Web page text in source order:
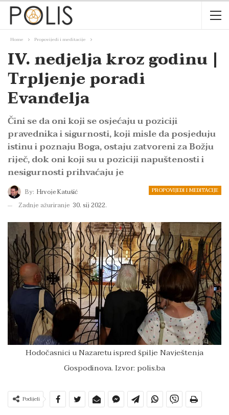
Home Propovijedi i meditacije
IV. nedjelja kroz godinu |
Trpljenje poradi
Evanđelja
Čini se da oni koji se osjećaju u poziciji
pravednika i sigurnosti, koji misle da posjeduju
istinu i poznaju Boga, ostaju zatvoreni za Božju
riječ, dok oni koji su u poziciji napuštenosti i
nesigurnosti prihvaćaju je
PROPOVIJEDI I MEDITACIJE
By: Hrvoje Katušić
Zadnje ažuriranje 30. sij 2022.
Hodočasnici u Nazaretu ispred špilje Navještenja
Gospodinova. Izvor: polis.ba
Podijeli